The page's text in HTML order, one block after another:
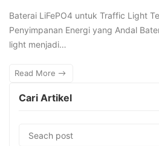
Baterai LiFePO4 untuk Traffic Light
Penyimpanan Energi yang Andal
light menjadi…
Read More
Cari Artikel